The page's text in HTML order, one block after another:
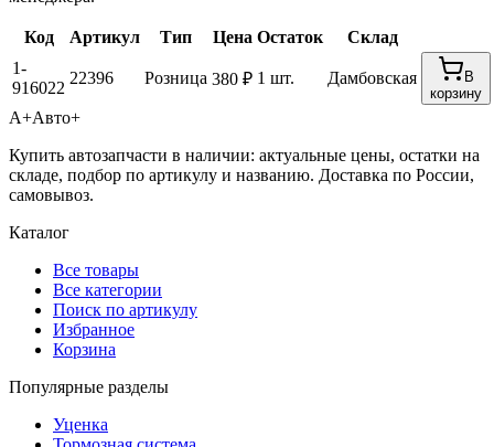
Код Артикул Тип Цена Остаток
Склад
1-
916022
22396 Розница 380 ₽ 1 шт. Дамбовская
В
корзину
А+Авто+
Купить автозапчасти в наличии: актуальные цены, остатки на
складе, подбор по артикулу и названию. Доставка по России,
самовывоз.
Каталог
Все товары
Все категории
Поиск по артикулу
Избранное
Корзина
Популярные разделы
Уценка